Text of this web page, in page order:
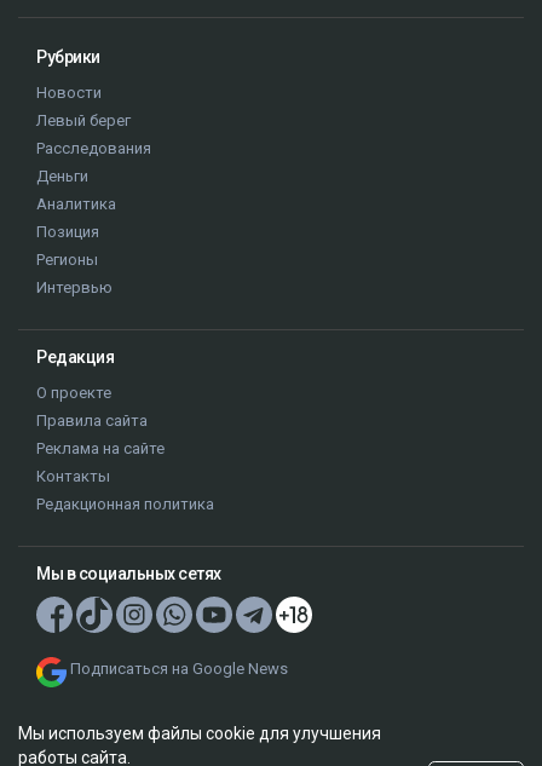
Рубрики
Новости
Левый берег
Расследования
Деньги
Аналитика
Позиция
Регионы
Интервью
Редакция
О проекте
Правила сайта
Реклама на сайте
Контакты
Редакционная политика
Мы в социальных сетях
Подписаться на Google News
Мы используем файлы cookie для улучшения
работы сайта.